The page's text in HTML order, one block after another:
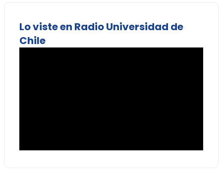
Lo viste en Radio Universidad de
Chile